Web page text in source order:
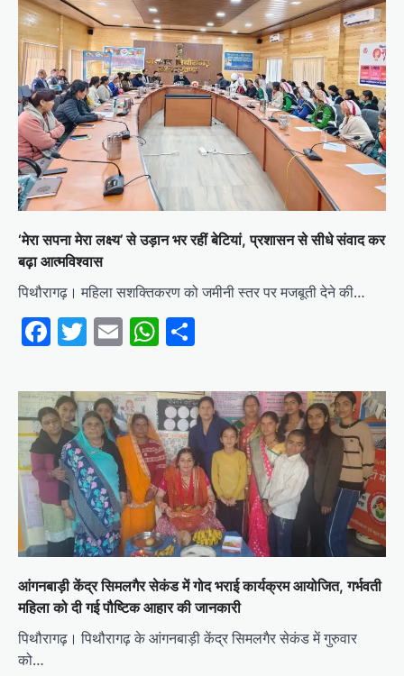
‘मेरा सपना मेरा लक्ष्य’ से उड़ान भर रहीं बेटियां, प्रशासन से सीधे संवाद कर
बढ़ा आत्मविश्वास
पिथौरागढ़। महिला सशक्तिकरण को जमीनी स्तर पर मजबूती देने की…
Facebook
Twitter
EmailWhatsApp
आंगनबाड़ी केंद्र सिमलगैर सेकंड में गोद भराई कार्यक्रम आयोजित, गर्भवती
महिला को दी गई पौष्टिक आहार की जानकारी
पिथौरागढ़। पिथौरागढ़ के आंगनबाड़ी केंद्र सिमलगैर सेकंड में गुरुवार
को…